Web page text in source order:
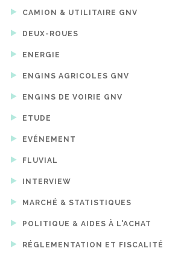
CAMION & UTILITAIRE GNV
DEUX-ROUES
ENERGIE
ENGINS AGRICOLES GNV
ENGINS DE VOIRIE GNV
ETUDE
EVÉNEMENT
FLUVIAL
INTERVIEW
MARCHÉ & STATISTIQUES
POLITIQUE & AIDES À L'ACHAT
RÉGLEMENTATION ET FISCALITÉ